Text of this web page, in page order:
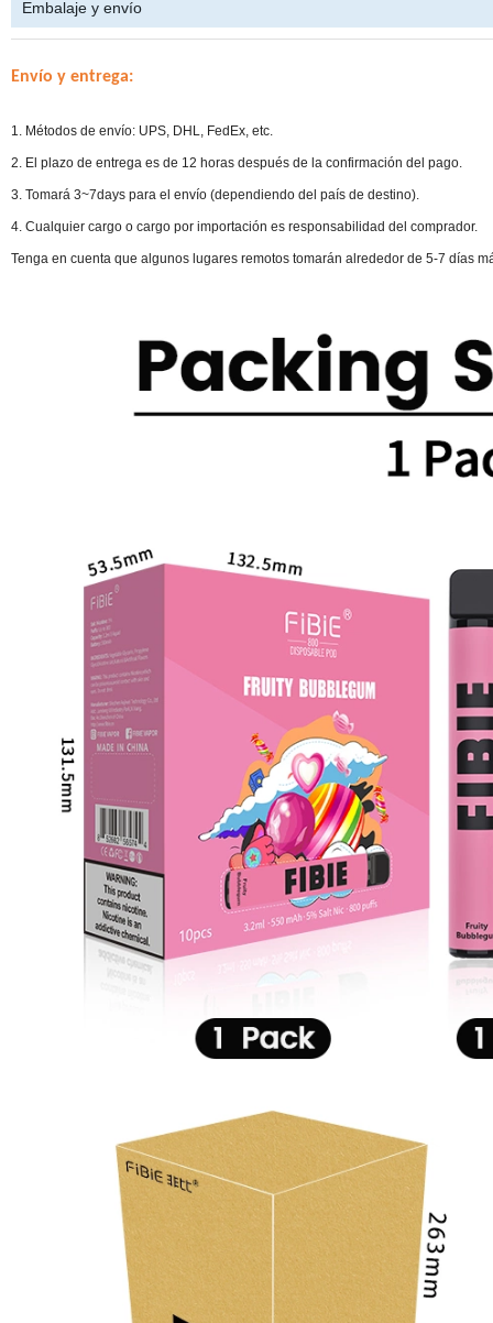
Embalaje y envío
Envío y entrega:
1. Métodos de envío: UPS, DHL, FedEx, etc.
2. El plazo de entrega es de 12 horas después de la confirmación del pago.
3. Tomará 3~7days para el envío (dependiendo del país de destino).
4. Cualquier cargo o cargo por importación es responsabilidad del comprador.
Tenga en cuenta que algunos lugares remotos tomarán alrededor de 5-7 días